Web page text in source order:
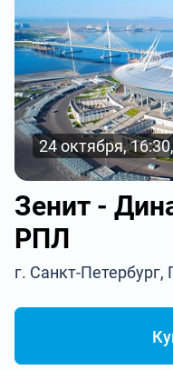
24 октября,
Зенит -
РПЛ
г. Санкт-Петербург,